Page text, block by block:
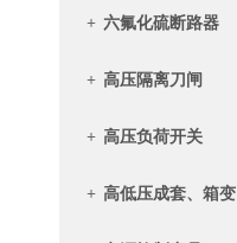
+ 六氟化硫断路器
+ 高压隔离刀闸
+ 高压负荷开关
+ 高低压成套、箱变